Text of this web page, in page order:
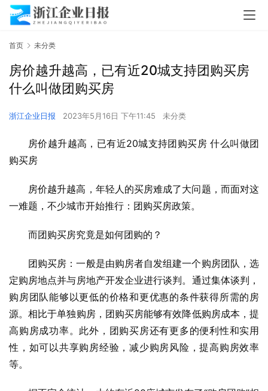
首页 未分类
房价越升越高，已有近20城支持团购买房
什么叫做团购买房
浙江企业日报 2023年5月16日 下午11:45 未分类
房价越升越高，已有近20城支持团购买房 什么叫做团
购买房
房价越升越高，年轻人的买房难成了大问题，而面对这
一难题，不少城市开始推行：团购买房政策。
而团购买房究竟是如何团购的？
团购买房：一般是由购房者自发组建一个购房团队，选
定购房地点并与房地产开发企业进行谈判。通过集体谈判，
购房团队能够以更低的价格和更优惠的条件获得所需的房
源。相比于单独购房，团购买房能够有效降低购房成本，提
高购房成功率。此外，团购买房还有更多的便利性和实用
性，如可以共享购房经验，减少购房风险，提高购房效率
等。